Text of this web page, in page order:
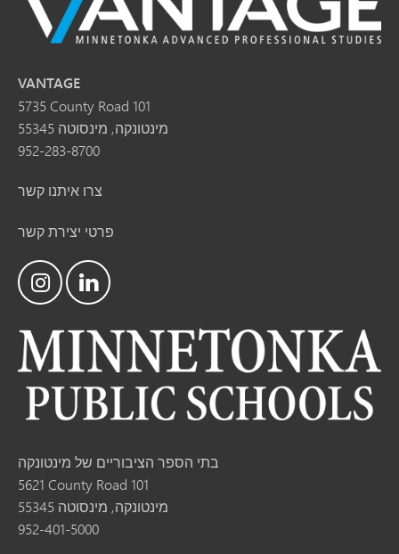
VANTAGE
5735 County Road 101
מינטונקה, מינסוטה 55345
952-283-8700
צרו איתנו קשר
פרטי יצירת קשר
בתי הספר הציבוריים של מינטונקה
5621 County Road 101
מינטונקה, מינסוטה 55345
952-401-5000